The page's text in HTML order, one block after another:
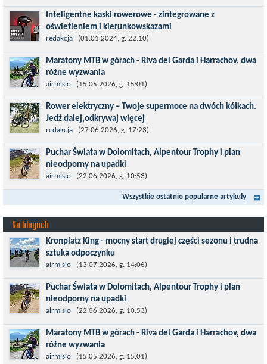
wydarzeń sportowych w Polsce. wyścig zaliczany po raz 22. do
prestiżowego cyklu UCI World...
Inteligentne kaski rowerowe - zintegrowane z
oświetleniem i kierunkowskazami
Temat bezpieczeństwa jazdy wchodzi na nowy poziom. Do tej
pory kask było odpowiedzialny przede wszystkim za
bezpieczeństwo rowerzysty, ochronę...
redakcja (01.01.2024, g. 22:10)
Maratony MTB w górach - Riva del Garda i Harrachov, dwa
różne wyzwania
Maj to idealny czas, by z płaskich i szybkich wyścigów przejść do
znacznie bardziej ambitnych wyzwań, jakimi są górskie wyścigi
MTB....
airmisio (15.05.2026, g. 15:01)
Rower elektryczny – Twoje supermoce na dwóch kółkach.
Jedź dalej,odkrywaj więcej
Marzenia o dalekich podróżach bez ogromnego zmęczenia stają
się rzeczywistością dzięki nowoczesnym technologiom ukrytym
w jednośladach....
redakcja (27.06.2026, g. 17:23)
Puchar Świata w Dolomitach, Alpentour Trophy i plan
nieodporny na upadki
Czerwiec w moim planie oznaczał wejście w najbardziej
wymagający etap i cel pierwszej części sezonu: Puchar Świata w
maratonie MTB w Dolomitach...
airmisio (22.06.2026, g. 10:53)
Wszystkie ostatnio popularne artykuły
Na blogach
Kronplatz King - mocny start drugiej części sezonu i trudna
sztuka odpoczynku
Kronplatz King, epicki MTB Maraton z metą na 2275 m we
włoskich Alpach – łącznie 3000 metrów przewyższenia na
dystansie 60 km, ze...
airmisio (13.07.2026, g. 14:06)
Puchar Świata w Dolomitach, Alpentour Trophy i plan
nieodporny na upadki
Czerwiec w moim planie oznaczał wejście w najbardziej
wymagający etap i cel pierwszej części sezonu: Puchar Świata w
maratonie MTB w Dolomitach...
airmisio (22.06.2026, g. 10:53)
Maratony MTB w górach - Riva del Garda i Harrachov, dwa
różne wyzwania
Maj to idealny czas, by z płaskich i szybkich wyścigów przejść do
airmisio (15.05.2026, g. 15:01)